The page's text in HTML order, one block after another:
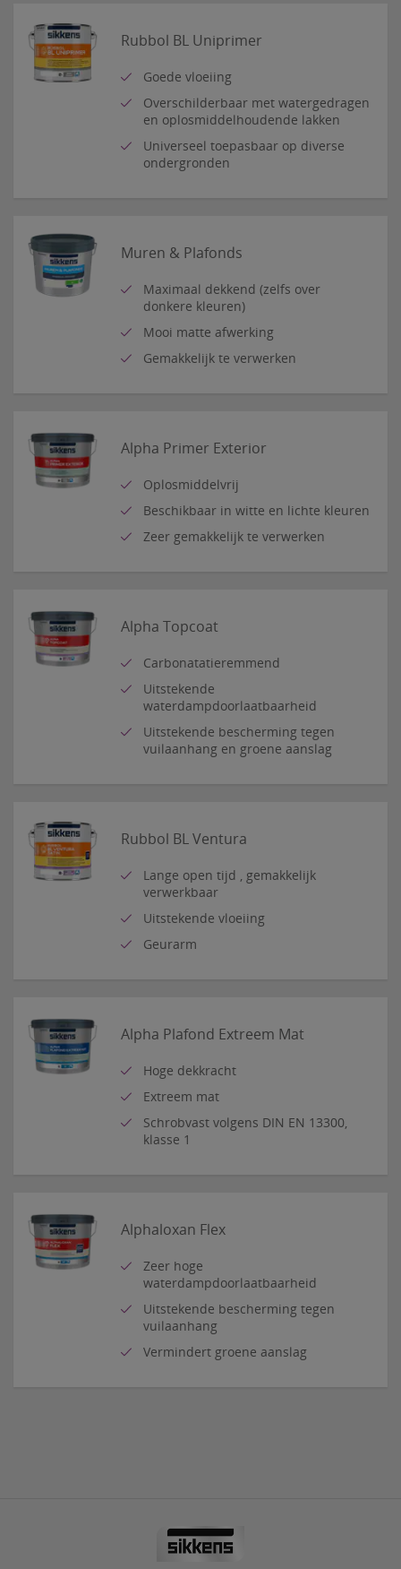
Rubbol BL Uniprimer
Goede vloeiing
Overschilderbaar met watergedragen
en oplosmiddelhoudende lakken
Universeel toepasbaar op diverse
ondergronden
Muren & Plafonds
Maximaal dekkend (zelfs over
donkere kleuren)
Mooi matte afwerking
Gemakkelijk te verwerken
Alpha Primer Exterior
Oplosmiddelvrij
Beschikbaar in witte en lichte kleuren
Zeer gemakkelijk te verwerken
Alpha Topcoat
Carbonatatieremmend
Uitstekende
waterdampdoorlaatbaarheid
Uitstekende bescherming tegen
vuilaanhang en groene aanslag
Rubbol BL Ventura
Lange open tijd , gemakkelijk
verwerkbaar
Uitstekende vloeiing
Geurarm
Alpha Plafond Extreem Mat
Hoge dekkracht
Extreem mat
Schrobvast volgens DIN EN 13300,
klasse 1
Alphaloxan Flex
Zeer hoge
waterdampdoorlaatbaarheid
Uitstekende bescherming tegen
vuilaanhang
Vermindert groene aanslag